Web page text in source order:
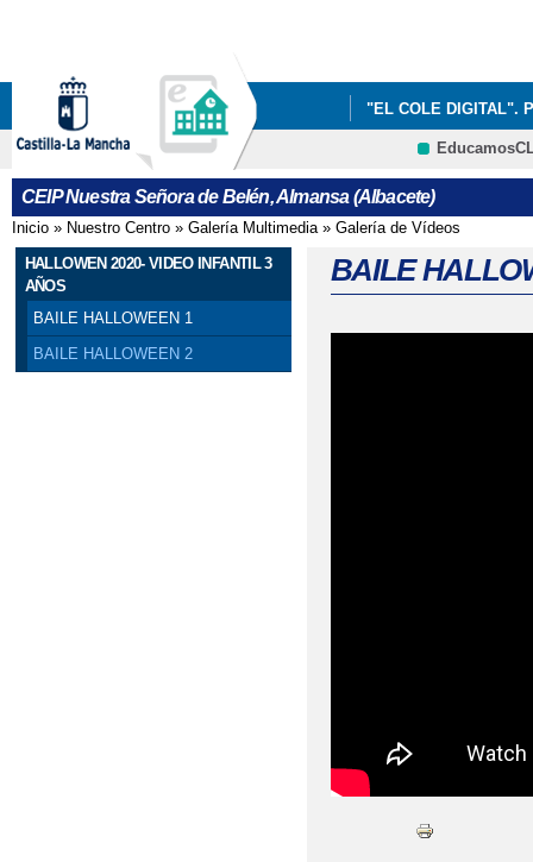
"EL COLE DIGITAL".
INFÓRMATE
CEIP Nuestra Señora de Belén, Almansa (Albacete)
Se encuentra usted aquí
Inicio » Nuestro Centro » Galería Multimedia» Galería de Vídeos
HALLOWEN 2020- VIDEO INFANTIL 3
AÑOS
BAILE HALLOWEEN 1
BAILE HALLOWEEN 2
BAILE